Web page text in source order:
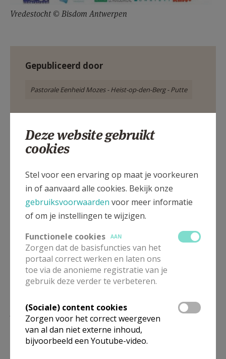
Vredestocht © Bisdom Antwerpen
Gepubliceerd door
Pastorale Eenheid Mozes - Heist-op-den-Berg - Putte
Artikel
Deel dit artikel
Lees meer
Deze website gebruikt
cookies
Stel voor een ervaring op maat je voorkeuren
in of aanvaard alle cookies. Bekijk onze
gebruiksvoorwaarden voor meer informatie
of om je instellingen te wijzigen.
Functionele cookies
AAN
Zorgen dat de basisfuncties van het
portaal correct werken en laten ons
toe via de anonieme registratie van je
gebruik deze verder te verbeteren.
(Sociale) content cookies
Zorgen voor het correct weergeven
van al dan niet externe inhoud,
bijvoorbeeld een Youtube-video.